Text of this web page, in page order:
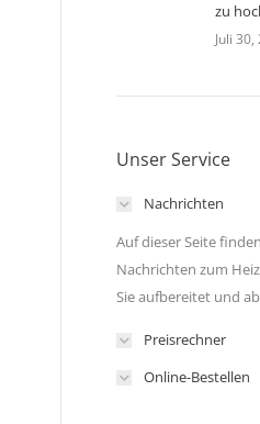
zu
Juli
Unser Service
Nachrichten
Auf dieser Seite
Nachrichten zum
Sie aufbereitet und
Preisrechner
Online-Bestellen